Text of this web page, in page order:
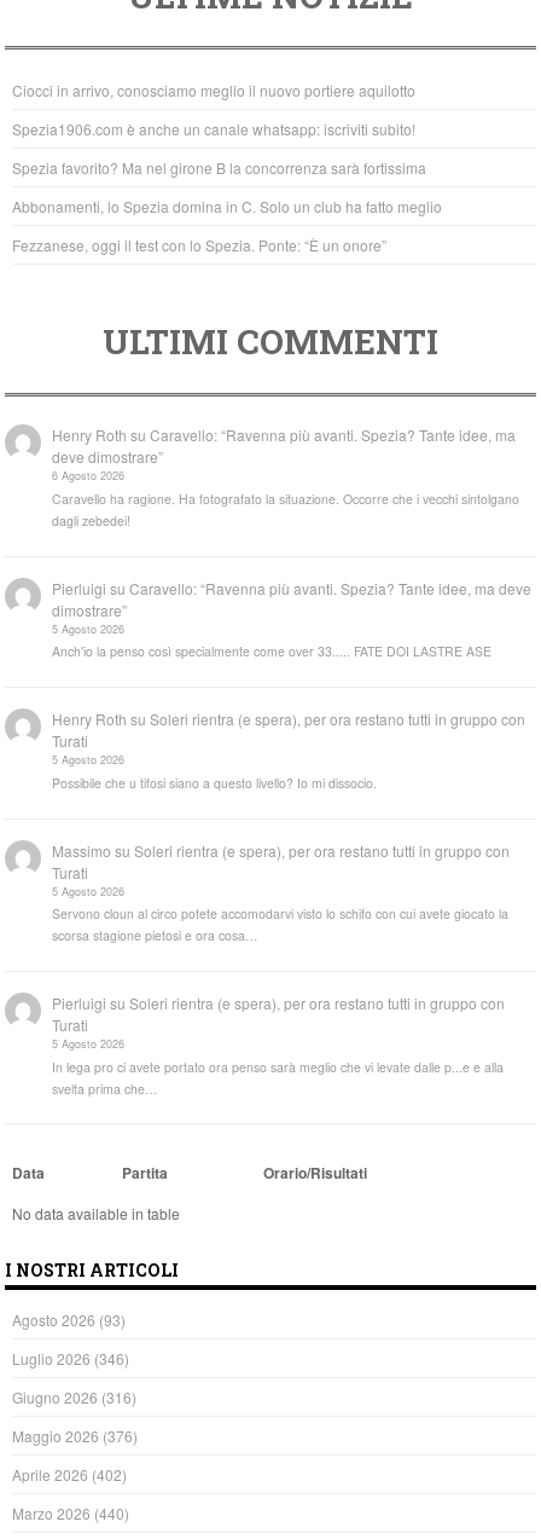
e
b
o
o
k
er s
A
p
p
Ciocci in arrivo, conosciamo meglio il nuovo portiere aquilotto
Spezia1906.com è anche un canale whatsapp: iscriviti subito!
Spezia favorito? Ma nel girone B la concorrenza sarà fortissima
Abbonamenti, lo Spezia domina in C. Solo un club ha fatto meglio
Fezzanese, oggi il test con lo Spezia. Ponte: “È un onore”
ULTIMI COMMENTI
Henry Roth suCaravello: “Ravenna più avanti. Spezia? Tante idee, ma
deve dimostrare”
6 Agosto 2026
Caravello ha ragione. Ha fotografato la situazione. Occorre che i vecchi sintolgano
dagli zebedei!
Pierluigi suCaravello: “Ravenna più avanti. Spezia? Tante idee, ma deve
dimostrare”
5 Agosto 2026
Anch'io la penso così specialmente come over 33..... FATE DOI LASTRE ASE
Henry Roth suSoleri rientra (e spera), per ora restano tutti in gruppo con
Turati
5 Agosto 2026
Possibile che u tifosi siano a questo livello? Io mi dissocio.
Massimo suSoleri rientra (e spera), per ora restano tutti in gruppo con
Turati
5 Agosto 2026
Servono cloun al circo potete accomodarvi visto lo schifo con cui avete giocato la
scorsa stagione pietosi e ora cosa…
Pierluigi suSoleri rientra (e spera), per ora restano tutti in gruppo con
Turati
5 Agosto 2026
In lega pro ci avete portato ora penso sarà meglio che vi levate dalle p...e e alla
svelta prima che…
Data Partita Orario/Risultati
No data available in table
I NOSTRI ARTICOLI
Agosto 2026 (93)
Luglio 2026 (346)
Giugno 2026 (316)
Maggio 2026 (376)
Aprile 2026 (402)
Marzo 2026 (440)